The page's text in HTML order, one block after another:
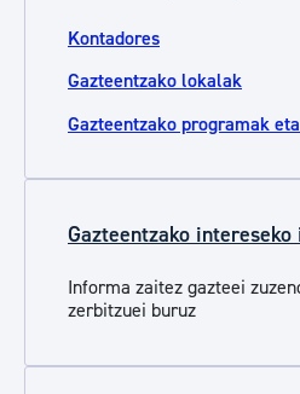
Kontadores
Gazteentzako lokalak
Gazteentzako programak
Gazteentzako
Informa zaitez gazteei
zerbitzuei buruz